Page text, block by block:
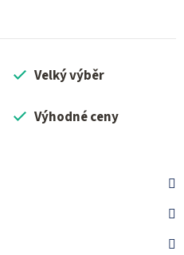
Velký výběr
Výhodné ceny